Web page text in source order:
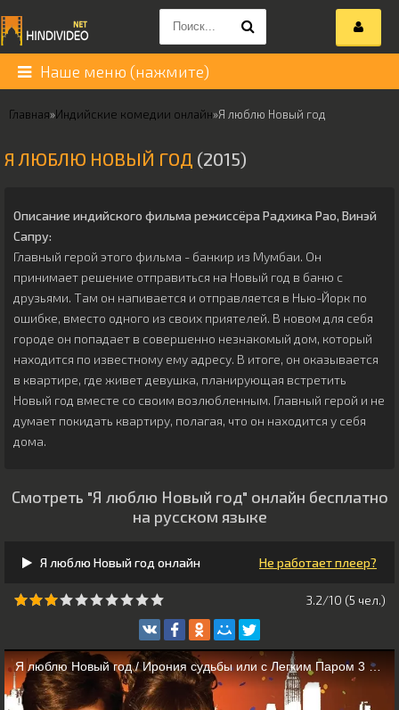
Наше меню (нажмите)
Главная»Индийские комедии онлайн»Я люблю Новый год
Я ЛЮБЛЮ НОВЫЙ ГОД (2015)
Описание индийского фильма режиссёра Радхика Рао, Винэй
Сапру:
Главный герой этого фильма - банкир из Мумбаи. Он
принимает решение отправиться на Новый год в баню с
друзьями. Там он напивается и отправляется в Нью-Йорк по
ошибке, вместо одного из своих приятелей. В новом для себя
городе он попадает в совершенно незнакомый дом, который
находится по известному ему адресу. В итоге, он оказывается
в квартире, где живет девушка, планирующая встретить
Новый год вместе со своим возлюбленным. Главный герой и не
думает покидать квартиру, полагая, что он находится у себя
дома.
Смотреть "Я люблю Новый год" онлайн бесплатно
на русском языке
Я люблю Новый год онлайн Не работает плеер?
3.2/10 (5 чeл.)